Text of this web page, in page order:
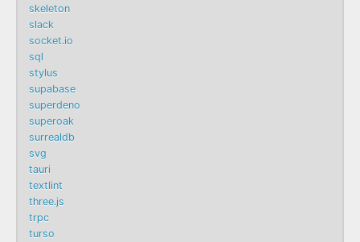
skeleton
slack
socket.io
sql
stylus
supabase
superdeno
superoak
surrealdb
svg
tauri
textlint
three.js
trpc
turso